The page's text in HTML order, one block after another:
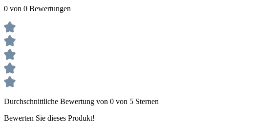
0 von 0 Bewertungen
Durchschnittliche Bewertung von 0 von 5 Sternen
Bewerten Sie dieses Produkt!